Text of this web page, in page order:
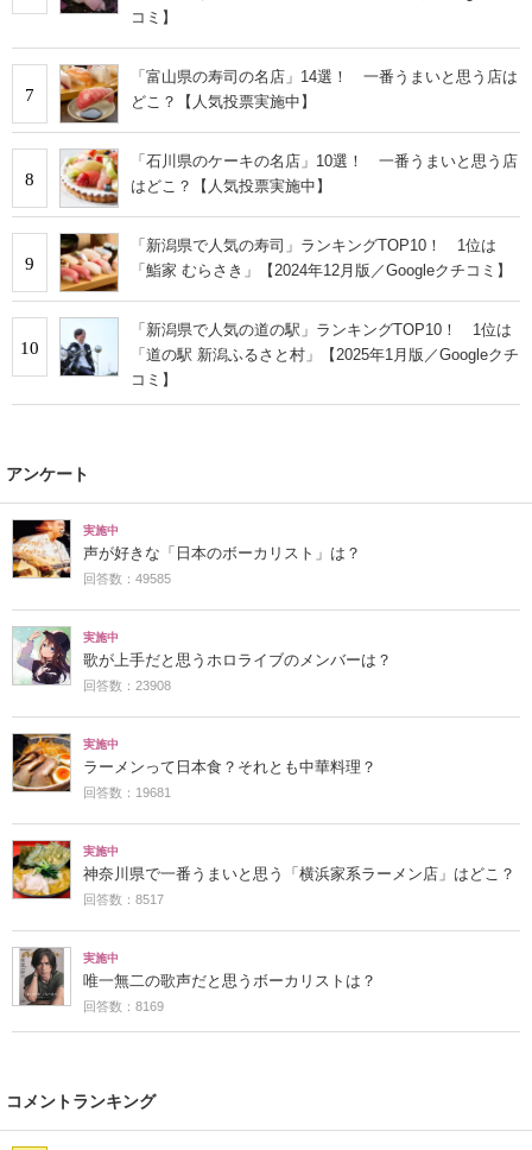
コミ】
7
「富山県の寿司の名店」14選！ 一番うまいと思う店は
どこ？【人気投票実施中】
8
「石川県のケーキの名店」10選！ 一番うまいと思う店
はどこ？【人気投票実施中】
9
「新潟県で人気の寿司」ランキングTOP10！ 1位は
「鮨家 むらさき」【2024年12月版／Googleクチコミ】
10
「新潟県で人気の道の駅」ランキングTOP10！ 1位は
「道の駅 新潟ふるさと村」【2025年1月版／Googleクチ
コミ】
アンケート
実施中
声が好きな「日本のボーカリスト」は？
回答数：49585
実施中
歌が上手だと思うホロライブのメンバーは？
回答数：23908
実施中
ラーメンって日本食？それとも中華料理？
回答数：19681
実施中
神奈川県で一番うまいと思う「横浜家系ラーメン店」はどこ？
回答数：8517
実施中
唯一無二の歌声だと思うボーカリストは？
回答数：8169
コメントランキング